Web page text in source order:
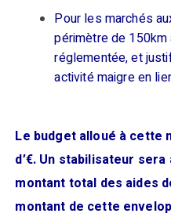
Pour les marchés
périmètre de
réglementée, et
activité maigre en
Le budget alloué à cette
d’€. Un stabilisateur
montant total des aides
montant de cette